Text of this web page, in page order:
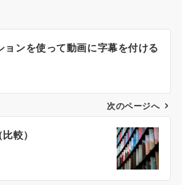
ョンを使って動画に字幕を付ける
次のページへ
較）